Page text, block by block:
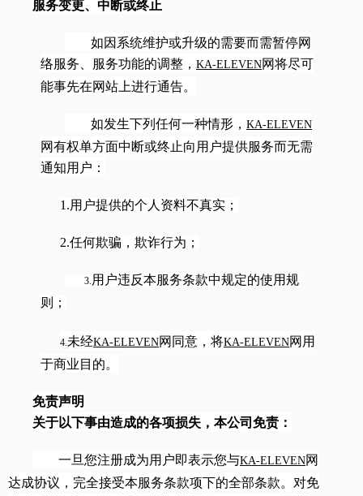
服务变更、中断或终止
如因系统维护或升级的需要而需暂停网
络服务、服务功能的调整， KA-ELEVEN网将尽可
能事先在网站上进行通告。
如发生下列任何一种情形， KA-ELEVEN
网有权单方面中断或终止向用户提供服务而无需
通知用户：
1.用户提供的个人资料不真实；
2.任何欺骗，欺诈行为；
3. 用户违反本服务条款中规定的使用规
则；
4.未经KA-ELEVEN网同意，将KA-ELEVEN网用
于商业目的。
免责声明
关于以下事由造成的各项损失，本公司免责：
一旦您注册成为用户即表示您与KA-ELEVEN网
达成协议，完全接受本服务条款项下的全部条款。对免